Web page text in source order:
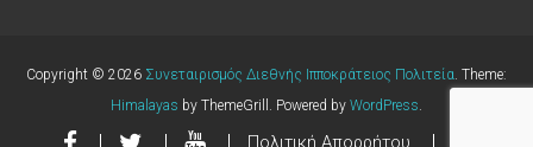
Copyright © 2026 Συνεταιρισμός Διεθνής Ιπποκράτειος Πολιτεία . Theme:
Himalayas by ThemeGrill. Powered by WordPress
Πολιτική Απορρήτου